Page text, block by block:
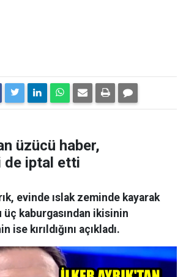
üzücü haber,
de iptal etti
evinde ıslak zeminde kayarak
kaburgasından ikisinin
ise kırıldığını açıkladı.